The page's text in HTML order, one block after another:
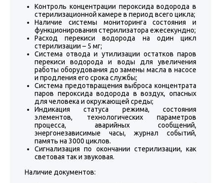
Контроль концентрации пероксида водорода в
стерилизационной камере в период всего цикла;
Наличие системы мониторинга состояния и
функционирования стерилизатора ежесекундно;
Расход перекиси водорода на один цикл
стерилизации – 5 мг;
Система отвода и утилизации остатков паров
перекиси водорода и воды для увеличения
работы оборудования до замены масла в насосе
и продления его срока службы;
Система предотвращения выброса концентрата
паров пероксида водорода в воздух, опасных
для человека и окружающей среды;
Индикация статуса режима, состояния
элементов, технологических параметров
процесса, аварийных сообщений,
энергонезависимые часы, журнал событий,
память на 3000 циклов.
Сигнализация по окончании стерилизации, как
световая так и звуковая.
Наличие документов: